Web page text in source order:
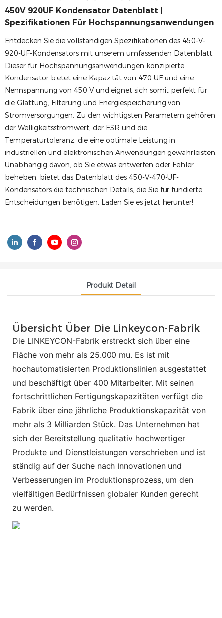
450V 920UF Kondensator Datenblatt |
Spezifikationen Für Hochspannungsanwendungen
Entdecken Sie die vollständigen Spezifikationen des 450-V-
920-UF-Kondensators mit unserem umfassenden Datenblatt.
Dieser für Hochspannungsanwendungen konzipierte
Kondensator bietet eine Kapazität von 470 UF und eine
Nennspannung von 450 V und eignet sich somit perfekt für
die Glättung, Filterung und Energiespeicherung von
Stromversorgungen. Zu den wichtigsten Parametern gehören
der Welligkeitsstromwert, der ESR und die
Temperaturtoleranz, die eine optimale Leistung in
industriellen und elektronischen Anwendungen gewährleisten.
Unabhängig davon, ob Sie etwas entwerfen oder Fehler
beheben, bietet das Datenblatt des 450-V-470-UF-
Kondensators die technischen Details, die Sie für fundierte
Entscheidungen benötigen. Laden Sie es jetzt herunter!
Produkt Detail
Übersicht Über Die Linkeycon-Fabrik
Die LINKEYCON-Fabrik erstreckt sich über eine
Fläche von mehr als 25.000 mu. Es ist mit
hochautomatisierten Produktionslinien ausgestattet
und beschäftigt über 400 Mitarbeiter. Mit seinen
fortschrittlichen Fertigungskapazitäten verfügt die
Fabrik über eine jährliche Produktionskapazität von
mehr als 3 Milliarden Stück. Das Unternehmen hat
sich der Bereitstellung qualitativ hochwertiger
Produkte und Dienstleistungen verschrieben und ist
ständig auf der Suche nach Innovationen und
Verbesserungen im Produktionsprozess, um den
vielfältigen Bedürfnissen globaler Kunden gerecht
zu werden.